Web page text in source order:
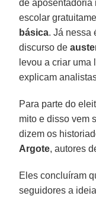
de aposentadoria
escolar
básica. Já nessa
discurso de
levou a criar
explicam
Para parte do
mito e disso vem
dizem os
Argote, autores
Eles concluíram
seguidores a